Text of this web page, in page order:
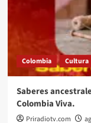
Colombia Cultura
Saberes
Colombia Viva.
Priradiotv.com